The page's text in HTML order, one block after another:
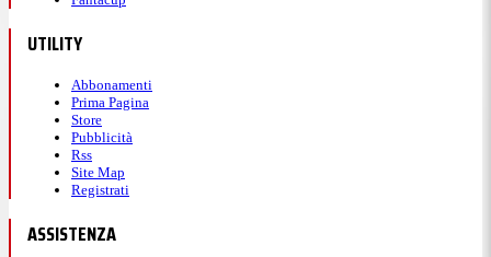
UTILITY
Abbonamenti
Prima Pagina
Store
Pubblicità
Rss
Site Map
Registrati
ASSISTENZA